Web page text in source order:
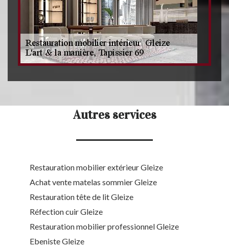
Autres services
Restauration mobilier extérieur Gleize
Achat vente matelas sommier Gleize
Restauration tête de lit Gleize
Réfection cuir Gleize
Restauration mobilier professionnel Gleize
Ebeniste Gleize